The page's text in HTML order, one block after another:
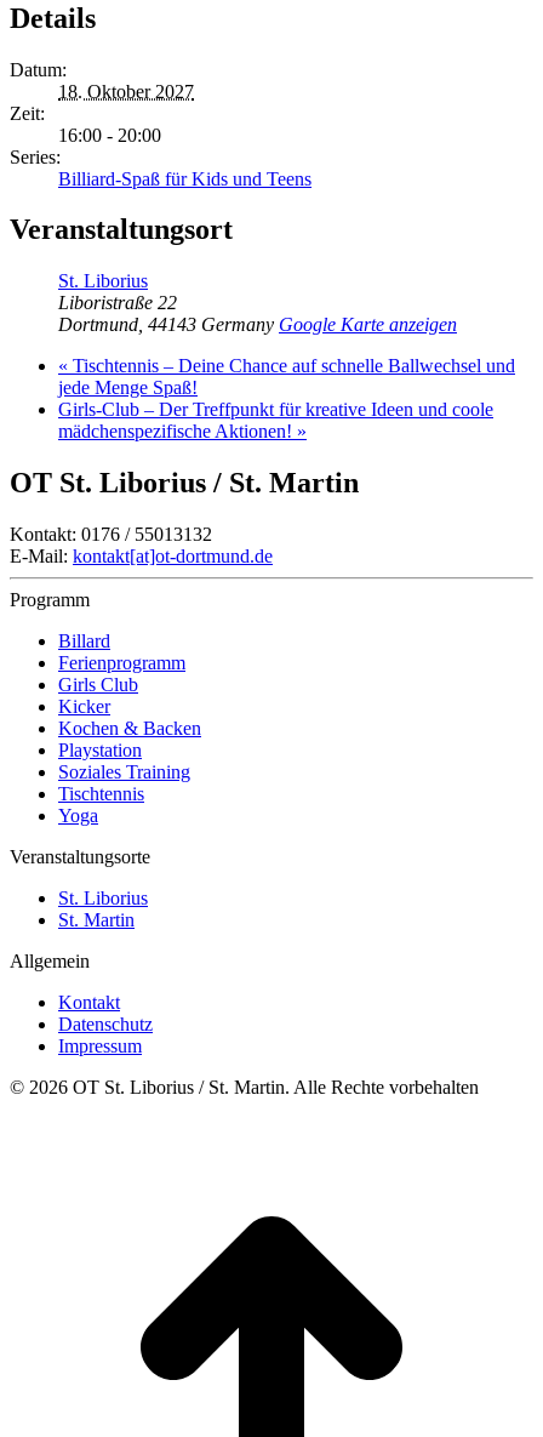
Details
Datum:
18. Oktober 2027
Zeit:
16:00 - 20:00
Series:
Billiard-Spaß für Kids und Teens
Veranstaltungsort
St. Liborius
Liboristraße 22
Dortmund 44143 Germany Google Karte anzeigen
« Tischtennis – Deine Chance auf schnelle Ballwechsel und
jede Menge Spaß!
Girls-Club – Der Treffpunkt für kreative Ideen und coole
mädchenspezifische Aktionen! »
OT St. Liborius / St. Martin
Kontakt: 0176 / 55013132
E-Mail: kontakt[at]ot-dortmund.de
Programm
Billard
Ferienprogramm
Girls Club
Kicker
Kochen & Backen
Playstation
Soziales Training
Tischtennis
Yoga
Veranstaltungsorte
St. Liborius
St. Martin
Allgemein
Kontakt
Datenschutz
Impressum
© 2026 OT St. Liborius / St. Martin. Alle Rechte vorbehalten